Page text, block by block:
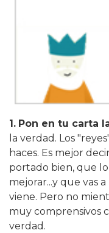
1. Pon en tu carta
la verdad. Los
haces. Es mejor
portado bien, que
mejorar...y que vas
viene. Pero no
muy comprensivos
verdad.